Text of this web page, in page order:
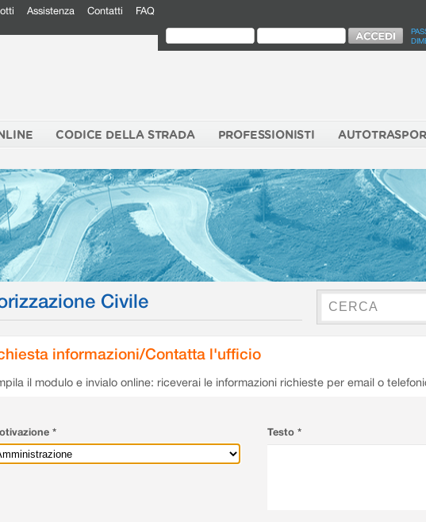
Assistenza Contatti FAQ
CODICE DELLA STRADA PROFESSIONISTI
Civile
informazioni/Contatta l'ufficio
il modulo e invialo online: riceverai le informazioni richieste per email o
* Testo *